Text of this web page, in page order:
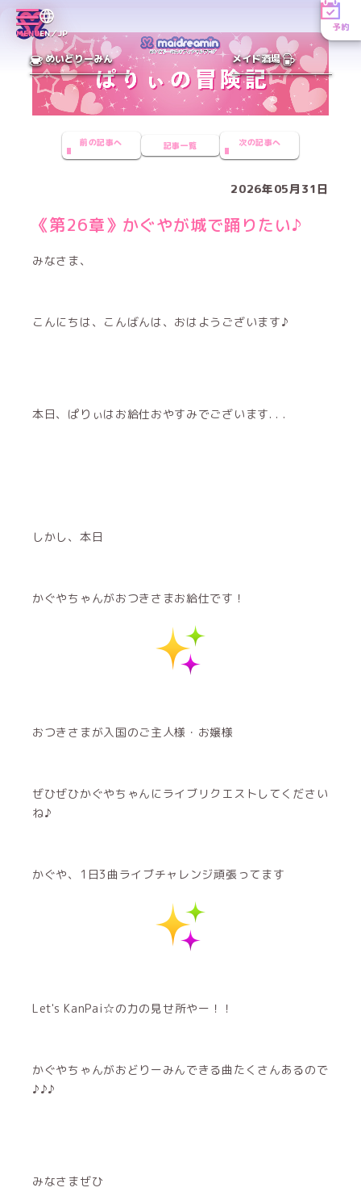
MENUEN／JP
予約
めいどりーみん メイド酒場
前の記事へ 記事一覧 次の記事へ
2026年05月31日
《第26章》かぐやが城で踊りたい♪
みなさま、
こんにちは、こんばんは、おはようございます♪
本日、ぱりぃはお給仕おやすみでございます. . .
しかし、本日
かぐやちゃんがおつきさまお給仕です！
おつきさまが入国のご主人様・お嬢様
ぜひぜひかぐやちゃんにライブリクエストしてください
ね♪
かぐや、1日3曲ライブチャレンジ頑張ってます
Let's KanPai☆の力の見せ所やー！！
かぐやちゃんがおどりーみんできる曲たくさんあるので
♪♪♪
みなさまぜひ